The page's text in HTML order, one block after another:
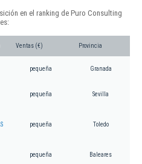
en el ranking de Puro Consulting
Ventas (€) Provincia
pequeña Granada
pequeña Sevilla
pequeña Toledo
pequeña Baleares